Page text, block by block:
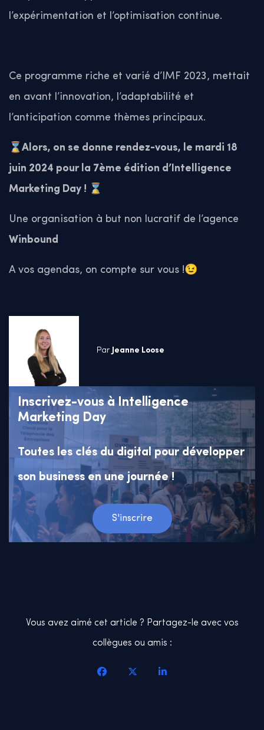
ParJeanne Loose
l’expérimentation et l’optimisation continue.
Ce programme riche et varié d’IMF 2023, mettait
en avant l’innovation, l’adaptabilité et
l’anticipation comme thèmes principaux.
⌛Alors, on se donne rendez-vous, le mardi 18
juin 2024 pour la 7ème édition d’Intelligence
Marketing Day ! ⌛
Une organisation à but non lucratif de l’agence
Winbound
A vos agendas, on compte sur vous !😉
Inscrivez-vous à Intelligence
Marketing Day
Toutes les clés du digital pour développer
son business en une journée !
S'inscrire
Vous avez aimé cet article ? Partagez-le avec vos
collègues ou amis :